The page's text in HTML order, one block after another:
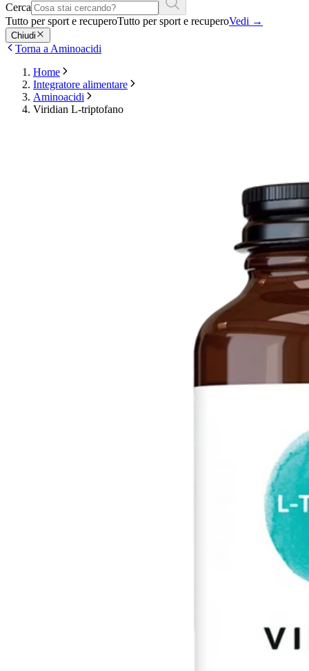
Cerca
Tutto per sport e recuperoTutto per sport e recuperoVedi →
Chiudi
Torna a Aminoacidi
Home
Integratore alimentare
Aminoacidi
Viridian L-triptofano